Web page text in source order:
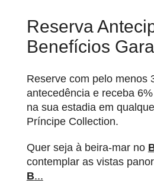
Reserva
Benefícios
Reserve com pelo menos
antecedência e receba
na sua estadia em
Príncipe Collection.
Quer seja à beira-mar no
contemplar as vistas
B...